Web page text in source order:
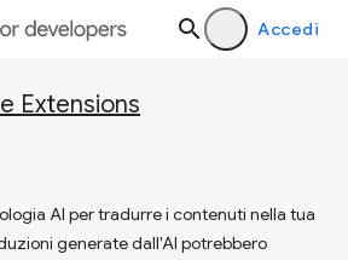
Accedi
Extensions
AI per tradurre i contenuti nella tua
generate dall'AI potrebbero